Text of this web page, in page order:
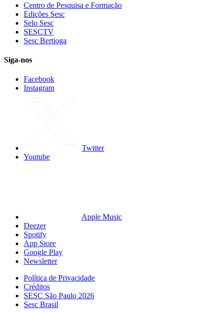
Centro de Pesquisa e Formação
Edições Sesc
Selo Sesc
SESCTV
Sesc Bertioga
Siga-nos
Facebook
Instagram
Twitter
Youtube
Apple Music
Deezer
Spotify
App Store
Google Play
Newsletter
Política de Privacidade
Créditos
SESC São Paulo 2026
Sesc Brasil